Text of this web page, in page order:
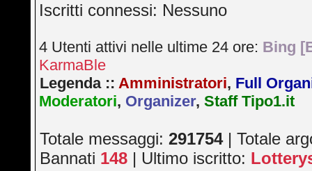
Iscritti connessi: Nessuno
4 Utenti attivi nelle ultime 24 ore: Bing
KarmaBle
Legenda ::Amministratori, Full
Moderatori, Organizer,Staff Tipo1.it
Totale messaggi:291754| Totale
Bannati 148 | Ultimo iscritto: